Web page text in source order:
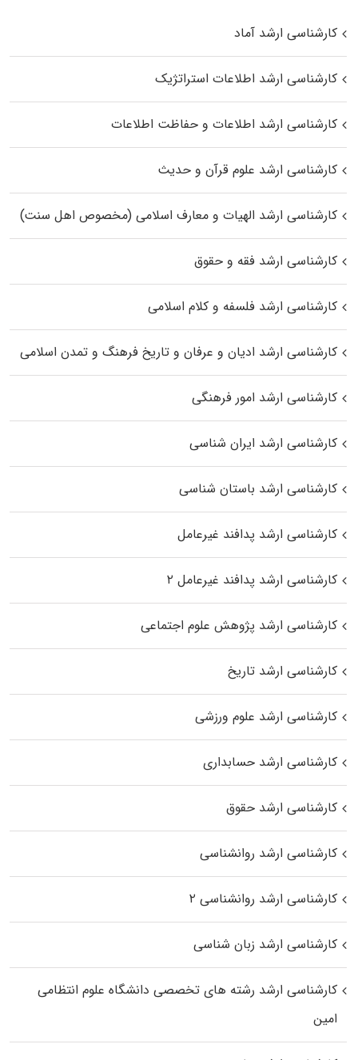
کارشناسی ارشد آماد
کارشناسی ارشد اطلاعات استراتژیک
کارشناسی ارشد اطلاعات و حفاظت اطلاعات
کارشناسی ارشد علوم قرآن و حدیث
کارشناسی ارشد الهیات و معارف اسلامی (مخصوص اهل سنت)
کارشناسی ارشد فقه و حقوق
کارشناسی ارشد فلسفه و کلام اسلامی
کارشناسی ارشد ادیان و عرفان و تاریخ فرهنگ و تمدن اسلامی
کارشناسی ارشد امور فرهنگی
کارشناسی ارشد ایران شناسی
کارشناسی ارشد باستان شناسی
کارشناسی ارشد پدافند غیرعامل
کارشناسی ارشد پدافند غیرعامل ۲
کارشناسی ارشد پژوهش علوم اجتماعی
کارشناسی ارشد تاریخ
کارشناسی ارشد علوم ورزشی
کارشناسی ارشد حسابداری
کارشناسی ارشد حقوق
کارشناسی ارشد روانشناسی
کارشناسی ارشد روانشناسی ۲
کارشناسی ارشد زبان شناسی
کارشناسی ارشد رﺷﺘﻪ ﻫﺎی تخصصی داﻧﺸﮕﺎه ﻋﻠﻮم انتظامی
اﻣﻴﻦ